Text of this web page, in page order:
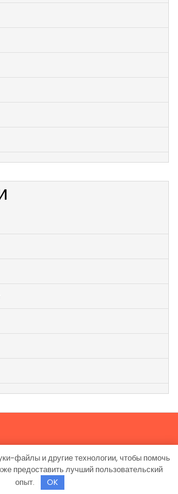
|Viral News WordPress Theme
TheMagnifico.
файлы и другие технологии, чтобы помочь
предоставить лучший пользовательский
опыт.
OK